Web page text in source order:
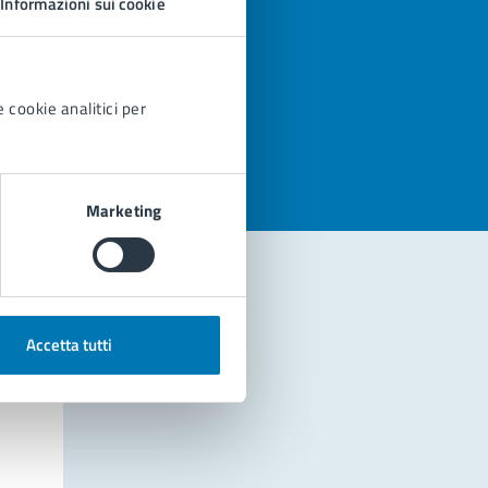
cookie analitici per
Marketing
Accetta tutti